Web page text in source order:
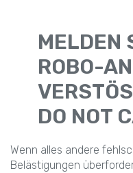
MELDEN
ROBO-
O NOT
Wenn alles andere
Belästigungen